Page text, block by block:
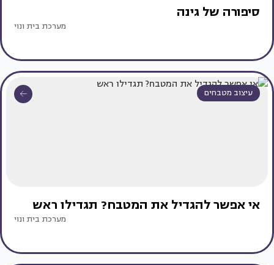
סיפורה של גינה
מערכת בית ונוי
עיצוב מטבחים
אי אפשר להגדיל את המטבח? תגדילו ראש
מערכת בית ונוי